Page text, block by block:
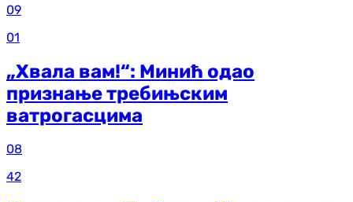
09
01
„Хвала вам!“: Минић одао
признање требињским
ватрогасцима
08
42